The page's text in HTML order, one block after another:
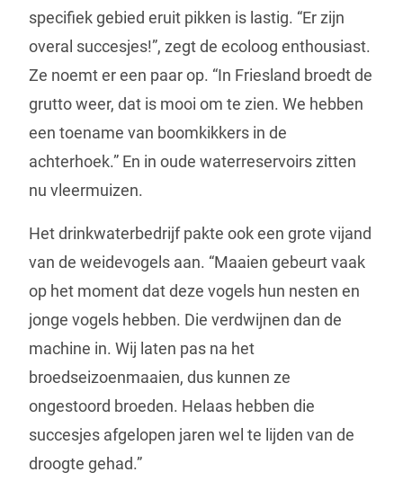
specifiek gebied eruit pikken is lastig. “Er zijn
overal succesjes!”, zegt de ecoloog enthousiast.
Ze noemt er een paar op. “In Friesland broedt de
grutto weer, dat is mooi om te zien. We hebben
een toename van boomkikkers in de
achterhoek.” En in oude waterreservoirs zitten
nu vleermuizen.
Het drinkwaterbedrijf pakte ook een grote vijand
van de weidevogels aan. “Maaien gebeurt vaak
op het moment dat deze vogels hun nesten en
jonge vogels hebben. Die verdwijnen dan de
machine in. Wij laten pas na het
broedseizoenmaaien, dus kunnen ze
ongestoord broeden. Helaas hebben die
succesjes afgelopen jaren wel te lijden van de
droogte gehad.”